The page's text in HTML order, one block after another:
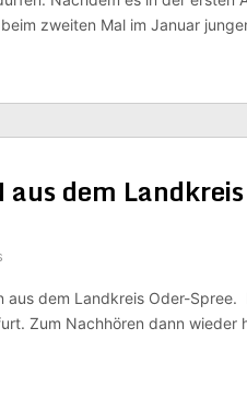
zweiten Mal im Januar
dem
aus dem Landkreis Oder-Spree.
Zum Nachhören dann wieder